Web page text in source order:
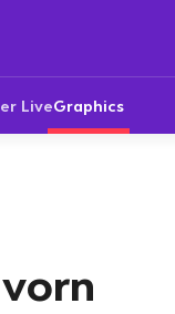
LiveGraphics